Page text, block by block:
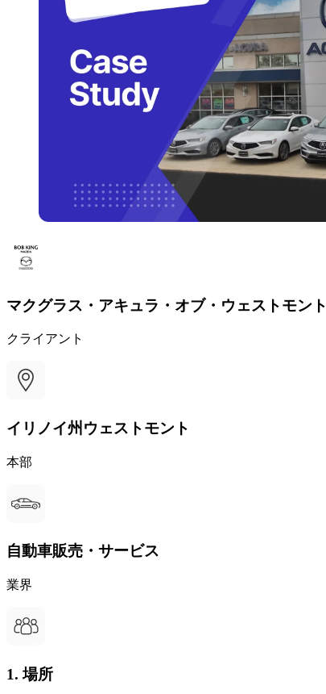
マクグラス・アキュラ・オブ・ウェストモント
クライアント
イリノイ州ウェストモント
本部
自動車販売・サービス
業界
1. 場所